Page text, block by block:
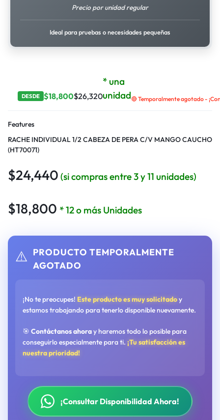
Precio por unidad regular
Ideal para pruebas o necesidades pequeñas
DESDE $18,800$26,320
* una
unidad🔴 Temporalmente agotado -
Features
RACHE INDIVIDUAL 1/2 CABEZA DE PERA C/V MANGO CAUCHO
(HT70071)
$24,440 (si compras entre 3 y 11 unidades)
$18,800 * 12 o más Unidades
⚠️ PRODUCTO TEMPORALMENTE
AGOTADO
¡No te preocupes! Este producto es muy solicitadoy
estamos trabajando para tenerlo disponible nuevamente.
🎯 Contáctanos ahoray haremos todo lo posible para
conseguirlo especialmente para ti. ¡Tu satisfacción es
nuestra prioridad!
¡Consultar Disponibilidad Ahora!